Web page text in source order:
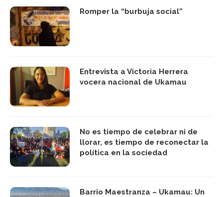
Romper la “burbuja social”
Entrevista a Victoria Herrera
vocera nacional de Ukamau
No es tiempo de celebrar ni de
llorar, es tiempo de reconectar la
política en la sociedad
Barrio Maestranza – Ukamau: Un